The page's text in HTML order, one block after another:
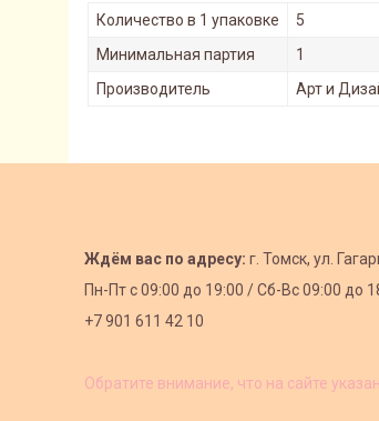
Количество в 1 упаковке
5
Минимальная партия
1
Производитель
Арт и
Ждём вас по адресу: г. Томск, ул.
Пн-Пт с09:00 до 19:00 /Сб-Вс 09:00 до
+7 901 611 42 10
Обратите внимание, что на сайте